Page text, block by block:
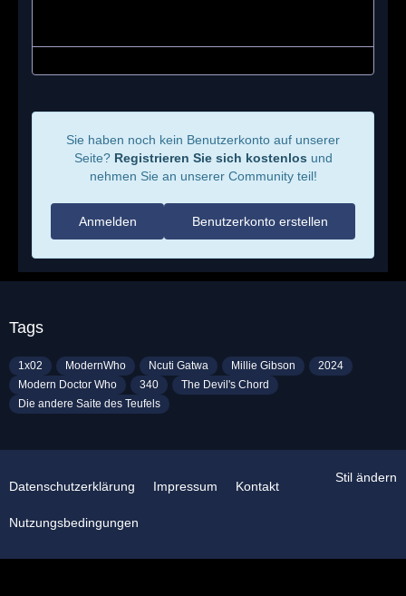
Sie haben noch kein Benutzerkonto auf unserer
Seite? Registrieren Sie sich kostenlos und
nehmen Sie an unserer Community teil!
Benutzerkonto erstellen
Anmelden
Tags
1x02 ModernWho Ncuti Gatwa Millie Gibson
2024
Modern Doctor Who
340
The Devil's Chord
Die andere Saite des Teufels
Stil ändern
Datenschutzerklärung Impressum Kontakt
Nutzungsbedingungen